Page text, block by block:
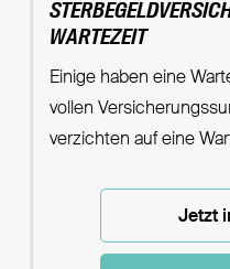
WARTEZEIT
Einige haben eine
vollen
verzichten auf eine
Jetzt